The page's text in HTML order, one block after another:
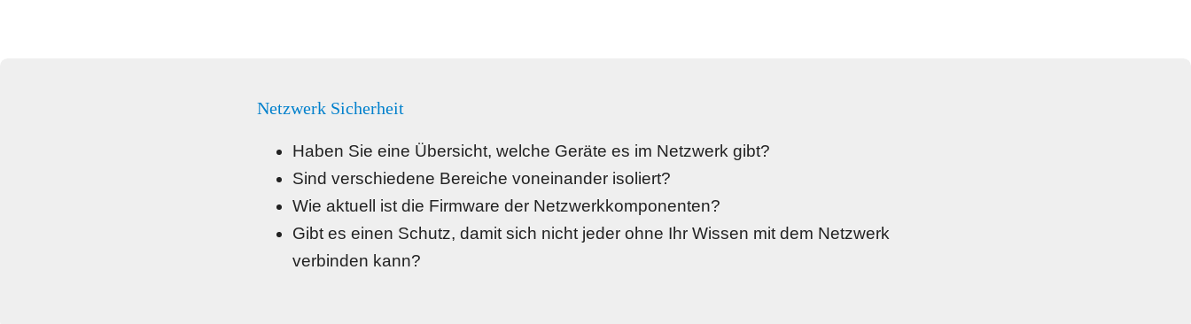
Netzwerk Sicherheit
Haben Sie eine Übersicht, welche Geräte es im Netzwerk gibt?
Sind verschiedene Bereiche voneinander isoliert?
Wie aktuell ist die Firmware der Netzwerkkomponenten?
Gibt es einen Schutz, damit sich nicht jeder ohne Ihr Wissen mit dem Netzwerk
verbinden kann?